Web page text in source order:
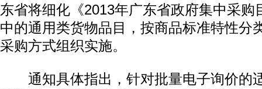
东省将细化《2013年广东省政府集中采购
中的通用类货物品目，按商品标准特性分
采购方式组织实施。
通知具体指出，针对批量电子询价的